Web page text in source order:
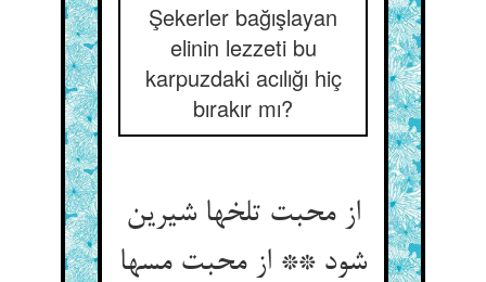
Şekerler bağışlayan
elinin lezzeti bu
karpuzdaki acılığı hiç
bırakır mı?
از محبت تلخها شیرین
شود ** از محبت مسها